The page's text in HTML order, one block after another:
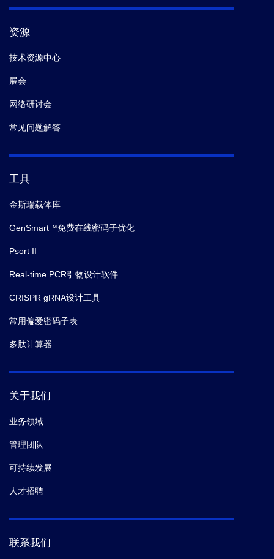
资源
技术资源中心
展会
网络研讨会
常见问题解答
工具
金斯瑞载体库
GenSmart™免费在线密码子优化
Psort II
Real-time PCR引物设计软件
CRISPR gRNA设计工具
常用偏爱密码子表
多肽计算器
关于我们
业务领域
管理团队
可持续发展
人才招聘
联系我们